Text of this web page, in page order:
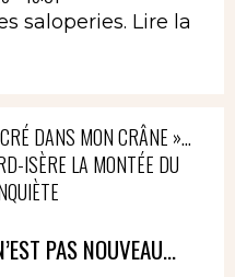
saloperies. Lire la
DANS MON CRÂNE »…
ISÈRE LA MONTÉE DU
PAS NOUVEAU...